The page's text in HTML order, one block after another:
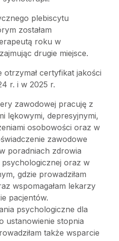
plebiscytu
zostałam
roku w
drugie miejsce.
certyfikat jakości
r. i w 2025 r.
zawodowej pracuję z
lękowymi, depresyjnymi,
osobowości oraz w
zawodowe
poradniach zdrowia
oraz w
gdzie prowadziłam
wspomagałam lekarzy
pacjentów.
psychologiczne dla
ustanowienie stopnia
także wsparcie